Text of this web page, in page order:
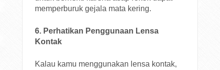
memperburuk gejala mata kering.
6. Perhatikan Penggunaan Lensa
Kontak
Kalau kamu menggunakan lensa kontak,